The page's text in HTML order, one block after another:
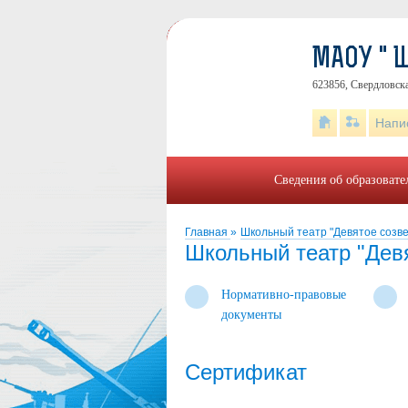
Главная » Школьный театр "Девятое
Школьный театр
Нормативно-правовые
документы
Сертификат
МАОУ "
623856,
Сведения об